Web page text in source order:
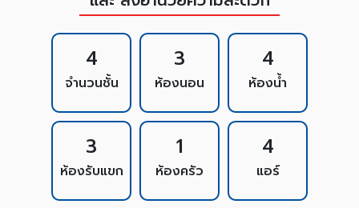
4
จำนวนชั้น
3
ห้องนอน
4
ห้องน้ำ
3
ห้องรับแขก
1
ห้องครัว
4
แอร์